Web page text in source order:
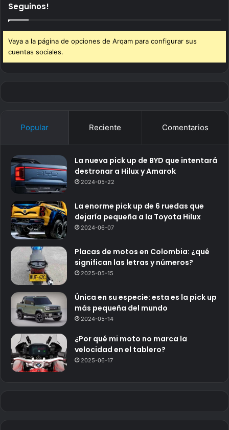
Seguinos!
Vaya a la página de opciones de Arqam para configurar sus
cuentas sociales.
Popular Reciente Comentarios
La nueva pick up de BYD que intentará
destronar a Hilux y Amarok
2024-05-22
La enorme pick up de 6 ruedas que
dejaría pequeña a la Toyota Hilux
2024-06-07
Placas de motos en Colombia: ¿qué
significan las letras y números?
2025-05-15
Única en su especie: esta es la pick up
más pequeña del mundo
2024-05-14
¿Por qué mi moto no marca la
velocidad en el tablero?
2025-06-17